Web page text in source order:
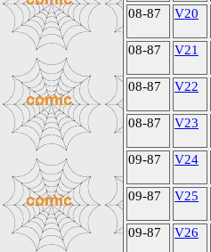
08-87 V20
08-87 V21
08-87 V22
08-87 V23
09-87 V24
09-87 V25
09-87 V26